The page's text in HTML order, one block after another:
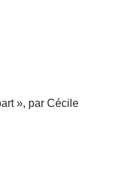
», par Cécile